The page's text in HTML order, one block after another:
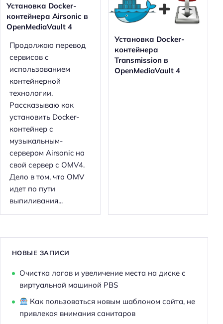
Установка Docker-
контейнера Airsonic в
OpenMediaVault 4
Продолжаю перевод
сервисов с
использованием
контейнерной
технологии.
Рассказываю как
установить Docker-
контейнер c
музыкальным-
сервером Airsonic на
свой сервер с OMV4.
Дело в том, что OMV
идет по пути
выпиливания...
Установка Docker-
контейнера
Transmission в
OpenMediaVault 4
НОВЫЕ ЗАПИСИ
Очистка логов и увеличение места на диске с
виртуальной машиной PBS
Как пользоваться новым шаблоном сайта, не
привлекая внимания санитаров